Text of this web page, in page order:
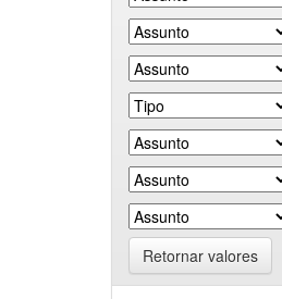
Retornar valores